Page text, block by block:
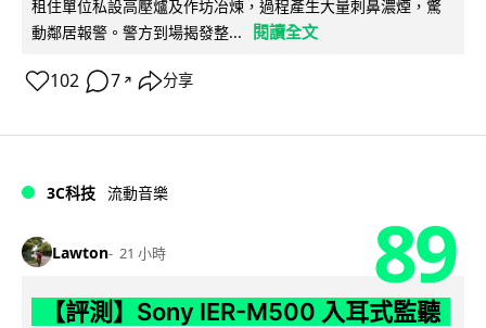
租住單位私設高壓爐及作坊冶煉，過程產生大量刺鼻濃煙，驚
動鄰居報警。警方到場揭發整...
閱讀全文
102 7 ↗ 分享
3C科技 流動音樂
Lawton 21 小時 89
【評測】Sony IER-M500 入耳式監聽